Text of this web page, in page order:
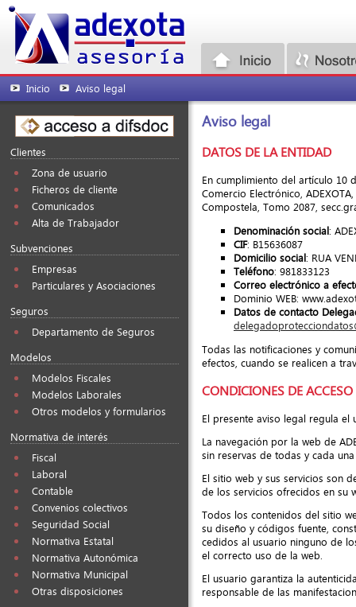
Inicio Aviso legal
Clientes
Zona de usuario
Ficheros de cliente
Comunicados
Alta de Trabajador
Subvenciones
Empresas
Particulares y Asociaciones
Seguros
Departamento de Seguros
Modelos
Modelos Fiscales
Modelos Laborales
Otros modelos y formularios
Normativa de interés
Fiscal
Laboral
Contable
Convenios colectivos
Seguridad Social
Normativa Estatal
Normativa Autonómica
Normativa Municipal
Otras disposiciones
Aviso legal
DATOS DE LA ENTIDAD
En cumplimiento del artículo 10
Comercio Electrónico,
Compostela, Tomo 2087,
Denominación social:
CIF: B15636087
Domicilio social: RUA
Teléfono: 981833123
Correo electrónico a
Dominio WEB:
Datos de contacto
Todas las notificaciones y
efectos, cuando se realicen a
CONDICIONES DE
El presente aviso legal regula el
La navegación por la web de
sin reservas de todas y cada
El sitio web y sus servicios son
de los servicios ofrecidos en su
Todos los contenidos del sitio
su diseño y códigos fuente,
cedidos al usuario ninguno de
el correcto uso de la web.
El usuario garantiza la
responsable de las